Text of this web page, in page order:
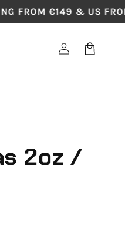
FROM €149 & US
Log
in
Cart
2oz /